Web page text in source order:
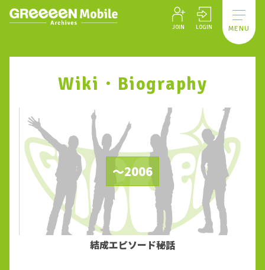
JOIN LOGIN MENU
Wiki・Biography
～2006
結成エピソード秘話